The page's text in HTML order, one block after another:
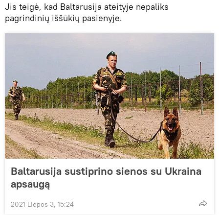
Jis teigė, kad Baltarusija ateityje nepaliks
pagrindinių iššūkių pasienyje.
Baltarusija sustiprino sienos su Ukraina
apsaugą
2021 Liepos 3, 15:24